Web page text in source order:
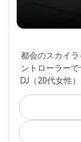
都会のスカイ
ントローラー
DJ（20代女性
レイアウト、
ンなスペース
トフレアとバ
II、50mm、や